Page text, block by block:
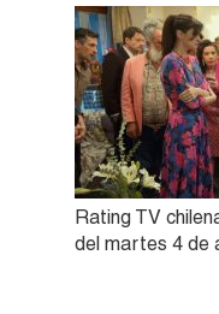
Rating TV
del martes 4 de